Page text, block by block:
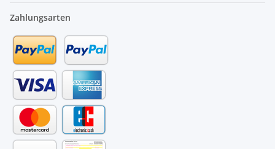
Zahlungsarten